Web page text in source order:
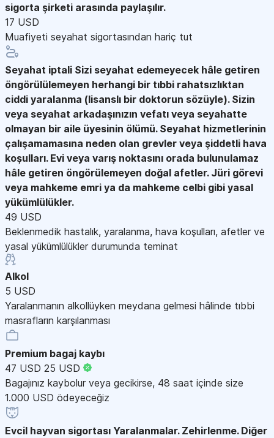
sigorta şirketi arasında paylaşılır.
17 USD
Muafiyeti seyahat sigortasından hariç tut
Seyahat iptali Sizi seyahat edemeyecek hâle getiren
öngörülülemeyen herhangi bir tıbbi rahatsızlıktan
ciddi yaralanma (lisanslı bir doktorun sözüyle). Sizin
veya seyahat arkadaşınızın vefatı veya seyahatte
olmayan bir aile üyesinin ölümü. Seyahat hizmetlerinin
çalışamamasına neden olan grevler veya şiddetli hava
koşulları. Evi veya varış noktasını orada bulunulamaz
hâle getiren öngörülemeyen doğal afetler. Jüri görevi
veya mahkeme emri ya da mahkeme celbi gibi yasal
yükümlülükler.
49 USD
Beklenmedik hastalık, yaralanma, hava koşulları, afetler ve
yasal yükümlülükler durumunda teminat
Alkol
5 USD
Yaralanmanın alkollüyken meydana gelmesi hâlinde tıbbi
masrafların karşılanması
Premium bagaj kaybı
47 USD 25 USD
Bagajınız kaybolur veya gecikirse, 48 saat içinde size
1.000 USD ödeyeceğiz
Evcil hayvan sigortası Yaralanmalar. Zehirlenme. Diğer